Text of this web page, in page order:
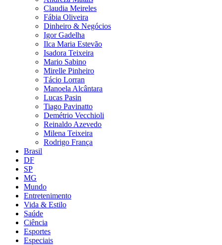
Claudia Meireles
Fábia Oliveira
Dinheiro & Negócios
Igor Gadelha
Ilca Maria Estevão
Isadora Teixeira
Mario Sabino
Mirelle Pinheiro
Tácio Lorran
Manoela Alcântara
Lucas Pasin
Tiago Pavinatto
Demétrio Vecchioli
Reinaldo Azevedo
Milena Teixeira
Rodrigo França
Brasil
DF
SP
MG
Mundo
Entretenimento
Vida & Estilo
Saúde
Ciência
Esportes
Especiais